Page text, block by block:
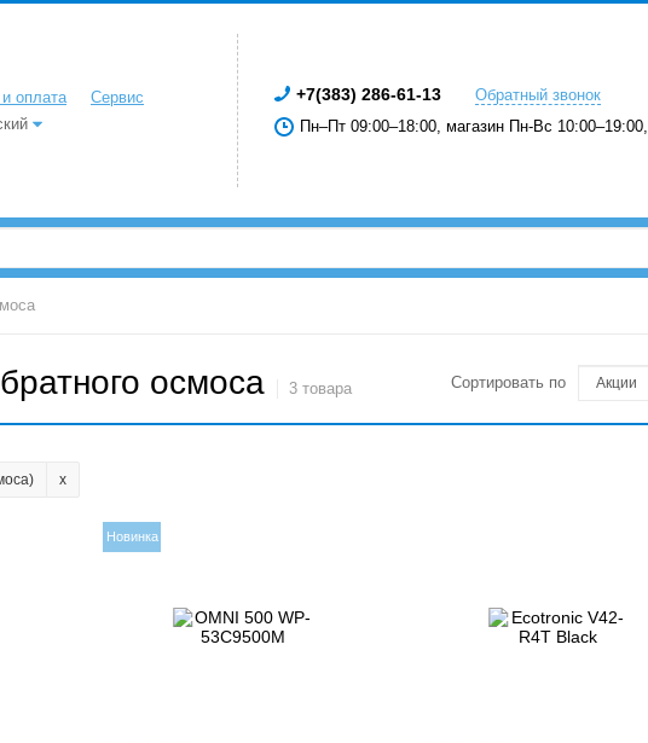
оплата
Сервис
+7(383) 286-61-13
Обратный звонок
Пн–Пт 09:00–18:00, магазин Пн-Вс 10:00–19:00,
осмоса 3 товара Сортировать по
Новинка